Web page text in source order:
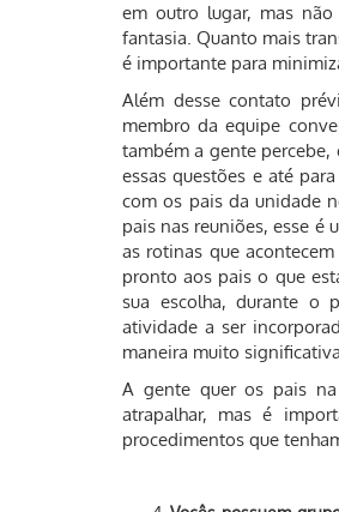
em outro lugar, mas
fantasia. Quanto mais
é importante para
Além desse contato
membro da equipe
também a gente
essas questões e até
com os pais da unidade
pais nas reuniões, esse é
as rotinas que
pronto aos pais o que
sua escolha, durante o
atividade a ser
maneira muito
A gente quer os pais
atrapalhar, mas é
procedimentos que